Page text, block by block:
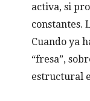
activa, si
constantes.
Cuando ya
“fresa”,
estructural